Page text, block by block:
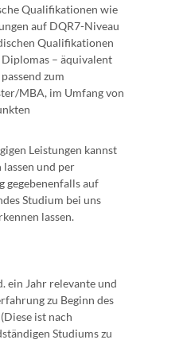
Qualifikationen wie
auf DQR7-Niveau
Qualifikationen
– äquivalent
zum
MBA, im Umfang von
Leistungen kannst
und per
gegebenenfalls auf
Studium bei uns
lassen.
ein Jahr relevante und
zu Beginn des
ist nach
Studiums zu